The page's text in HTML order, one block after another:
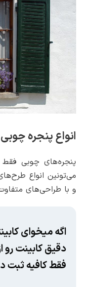
انواع پنجره
پنجره‌های چوبی فقط
می‌تونین انواع
و با طراحی‌های
اگه میخوای
دقیق کابینت رو
فقط کافیه ثبت